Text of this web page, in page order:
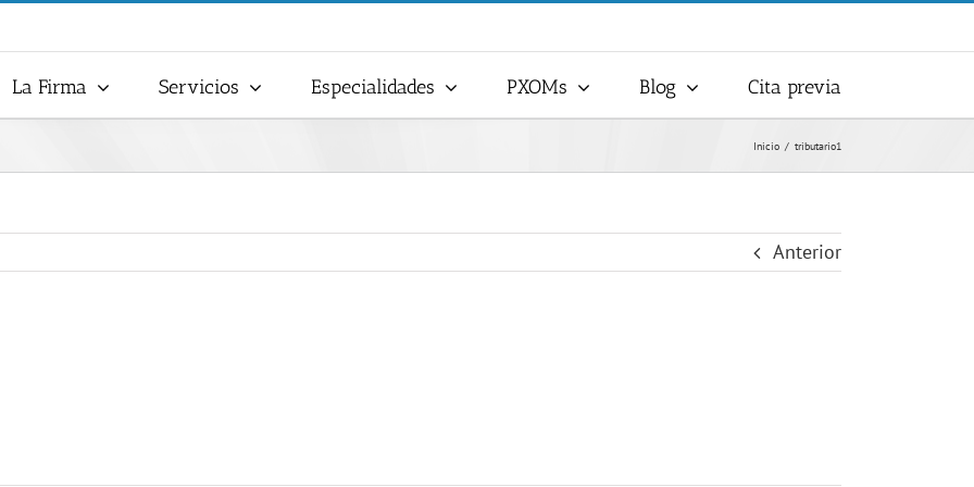
La Firma Servicios Especialidades PXOMs Blog Cita previa
Inicio tributario1
Anterior